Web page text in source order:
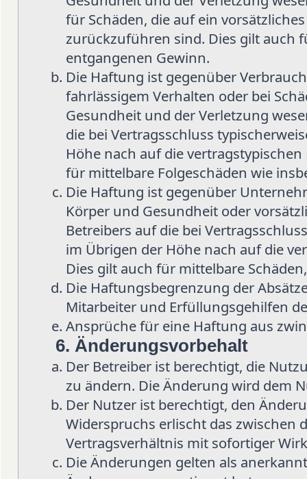
für Schäden, die auf ein
zurückzuführen sind. Dies gilt auch
entgangenen Gewinn.
Die Haftung ist gegenüber
fahrlässigem Verhalten oder bei
Gesundheit und der Verletzung
die bei Vertragsschluss
Höhe nach auf die
für mittelbare Folgeschäden wie
Die Haftung ist gegenüber
Körper und Gesundheit oder
Betreibers auf die bei
im Übrigen der Höhe nach auf die
Dies gilt auch für mittelbare
Die Haftungsbegrenzung der
Mitarbeiter und Erfüllungsgehilfen
Ansprüche für eine Haftung aus
6. Änderungsvorbehalt
Der Betreiber ist berechtigt, die
zu ändern. Die Änderung wird dem
Der Nutzer ist berechtigt, den
Widerspruchs erlischt das zwischen
Vertragsverhältnis mit sofortiger
Die Änderungen gelten als